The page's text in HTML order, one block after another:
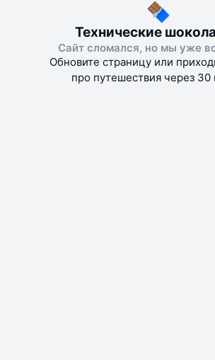
Технические
Сайт сломался, но мы уже
Обновите страницу или
про путешествия через 30